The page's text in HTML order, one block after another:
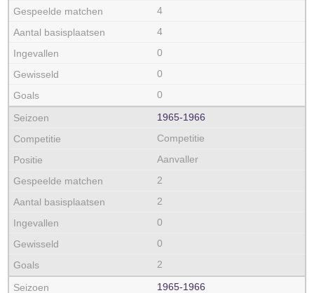
4
4
0
0
0
1965‑1966
Competitie
Aanvaller
2
2
0
0
2
1965‑1966